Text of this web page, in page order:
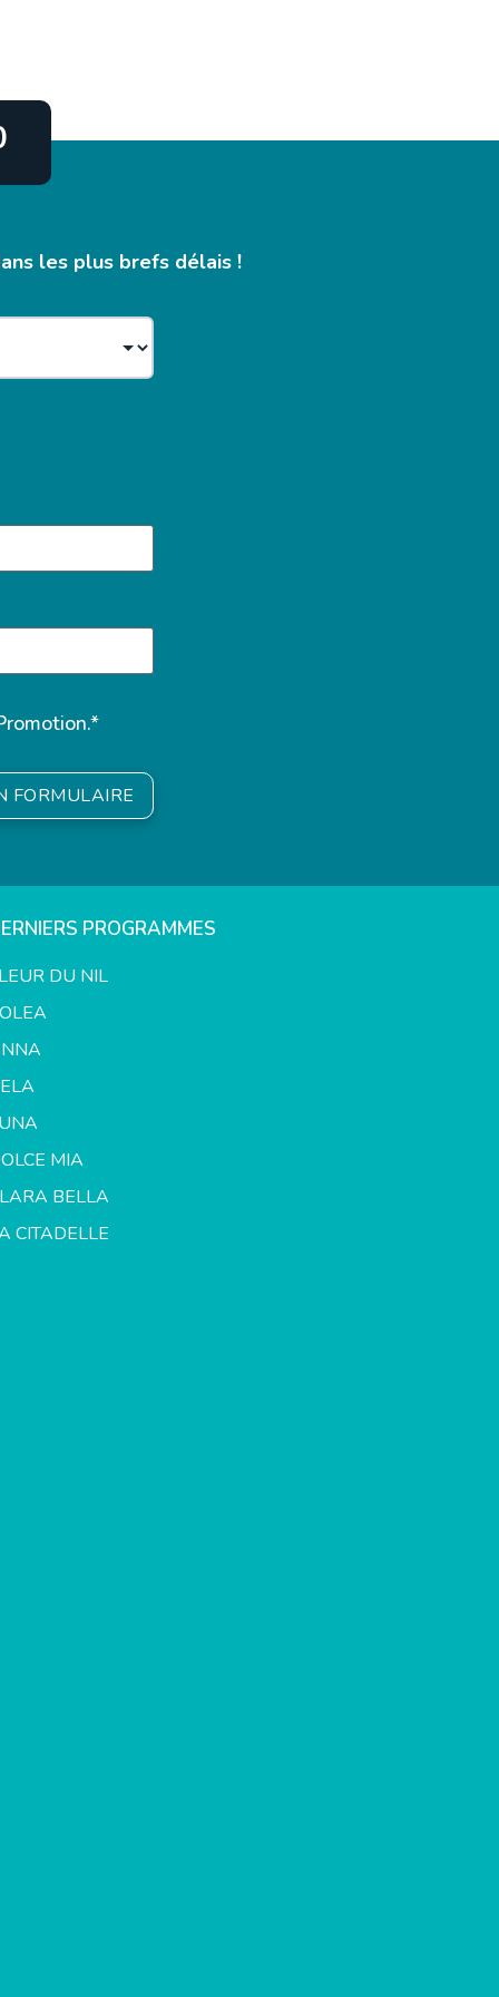
les plus brefs délais !
FORMULAIRE
PROGRAMMES
DU NIL
MIA
BELLA
CITADELLE